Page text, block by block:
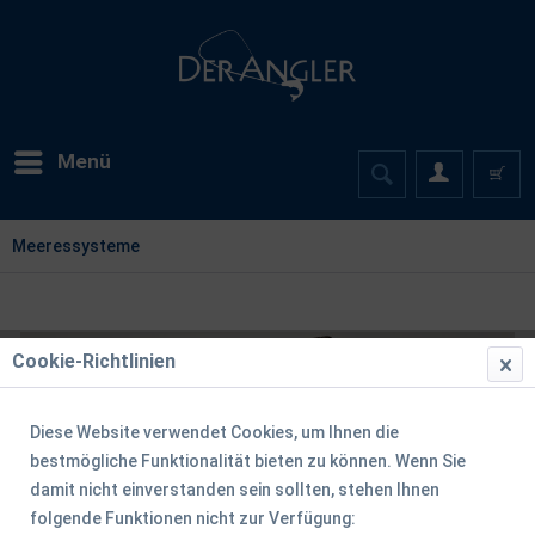
Menü
Meeressysteme
Cookie-Richtlinien
Diese Website verwendet Cookies, um Ihnen die
bestmögliche Funktionalität bieten zu können. Wenn Sie
damit nicht einverstanden sein sollten, stehen Ihnen
folgende Funktionen nicht zur Verfügung: